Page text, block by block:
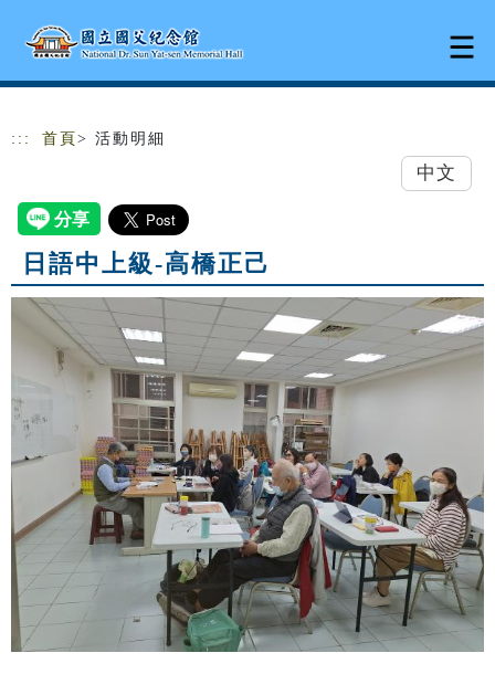
::: 首頁 > 活動明細
中文
日語中上級-高橋正己